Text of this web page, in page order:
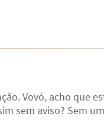
Vovó, acho que
sem aviso? Sem